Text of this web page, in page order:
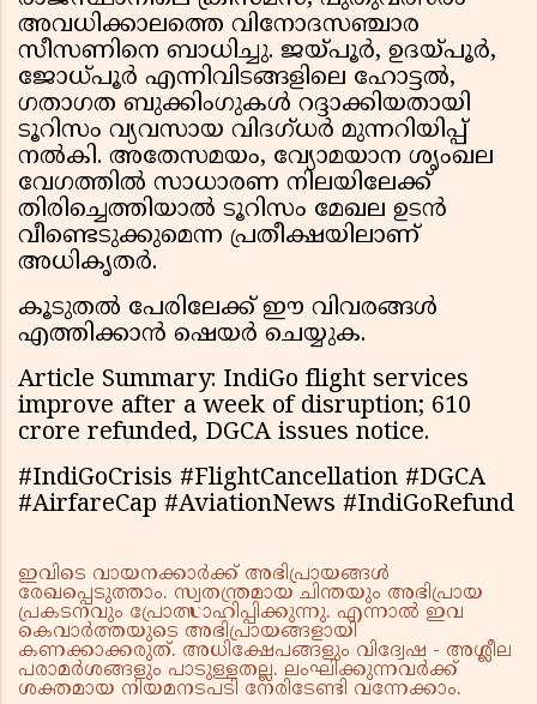
അവധിക്കാലത്തെ വിനോദസഞ്ചാര
സീസണിനെ ബാധിച്ചു. ജയ്പൂർ, ഉദയ്‌പൂർ,
ജോധ്പൂർ എന്നിവിടങ്ങളിലെ ഹോട്ടൽ,
ഗതാഗത ബുക്കിംഗുകൾ റദ്ദാക്കിയതായി
ടൂറിസം വ്യവസായ വിദഗ്ധർ മുന്നറിയിപ്പ്
നൽകി. അതേസമയം, വ്യോമയാന ശൃംഖല
വേഗത്തിൽ സാധാരണ നിലയിലേക്ക്
തിരിച്ചെത്തിയാൽ ടൂറിസം മേഖല ഉടൻ
വീണ്ടെടുക്കുമെന്ന പ്രതീക്ഷയിലാണ്
അധികൃതർ.
കൂടുതൽ പേരിലേക്ക് ഈ വിവരങ്ങൾ
എത്തിക്കാൻ ഷെയർ ചെയ്യുക.
Article Summary: IndiGo flight services
improve after a week of disruption; ₹610
crore refunded, DGCA issues notice.
#IndiGoCrisis #FlightCancellation #DGCA
#AirfareCap #AviationNews #IndiGoRefund
ഇവിടെ വായനക്കാർക്ക് അഭിപ്രായങ്ങൾ
രേഖപ്പെടുത്താം. സ്വതന്ത്രമായ ചിന്തയും അഭിപ്രായ
പ്രകടനവും പ്രോത്സാഹിപ്പിക്കുന്നു. എന്നാൽ ഇവ
കെവാർത്തയുടെ അഭിപ്രായങ്ങളായി
കണക്കാക്കരുത്. അധിക്ഷേപങ്ങളും വിദ്വേഷ - അശ്ലീല
പരാമർശങ്ങളും പാടുള്ളതല്ല. ലംഘിക്കുന്നവർക്ക്
ശക്തമായ നിയമനടപടി നേരിടേണ്ടി വന്നേക്കാം.